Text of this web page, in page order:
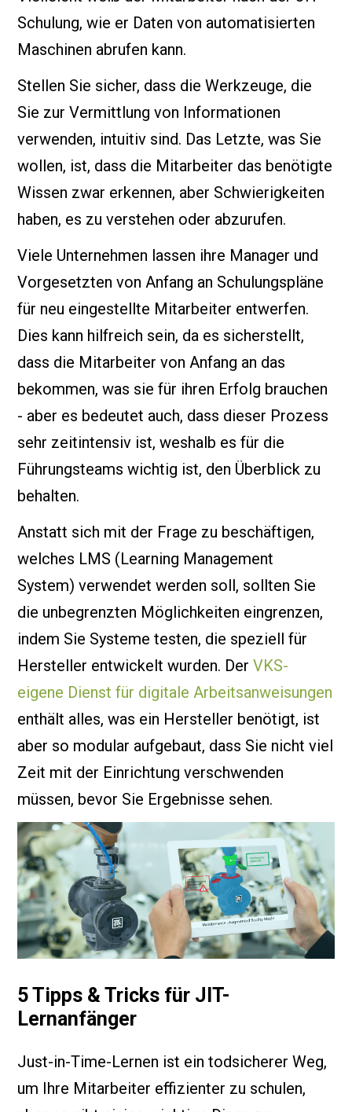
Schulung, wie er Daten von automatisierten
Maschinen abrufen kann.
Stellen Sie sicher, dass die Werkzeuge, die
Sie zur Vermittlung von Informationen
verwenden, intuitiv sind. Das Letzte, was Sie
wollen, ist, dass die Mitarbeiter das benötigte
Wissen zwar erkennen, aber Schwierigkeiten
haben, es zu verstehen oder abzurufen.
Viele Unternehmen lassen ihre Manager und
Vorgesetzten von Anfang an Schulungspläne
für neu eingestellte Mitarbeiter entwerfen.
Dies kann hilfreich sein, da es sicherstellt,
dass die Mitarbeiter von Anfang an das
bekommen, was sie für ihren Erfolg brauchen
- aber es bedeutet auch, dass dieser Prozess
sehr zeitintensiv ist, weshalb es für die
Führungsteams wichtig ist, den Überblick zu
behalten.
Anstatt sich mit der Frage zu beschäftigen,
welches LMS (Learning Management
System) verwendet werden soll, sollten Sie
die unbegrenzten Möglichkeiten eingrenzen,
indem Sie Systeme testen, die speziell für
Hersteller entwickelt wurden. DerVKS-
eigene Dienst für digitale Arbeitsanweisungen
enthält alles, was ein Hersteller benötigt, ist
aber so modular aufgebaut, dass Sie nicht viel
Zeit mit der Einrichtung verschwenden
müssen, bevor Sie Ergebnisse sehen.
5 Tipps & Tricks für JIT-
Lernanfänger
Just-in-Time-Lernen ist ein todsicherer Weg,
um Ihre Mitarbeiter effizienter zu schulen,